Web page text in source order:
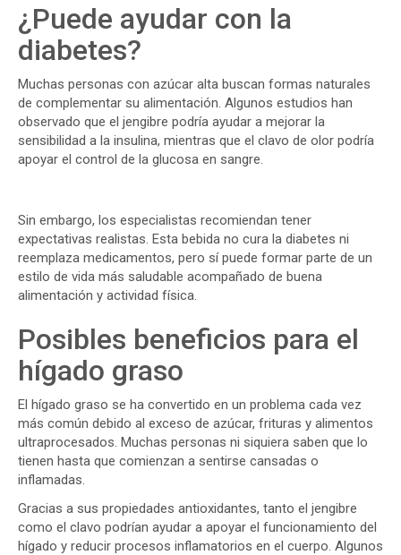
¿Puede ayudar con la
diabetes?
Muchas personas con azúcar alta buscan formas naturales
de complementar su alimentación. Algunos estudios han
observado que el jengibre podría ayudar a mejorar la
sensibilidad a la insulina, mientras que el clavo de olor podría
apoyar el control de la glucosa en sangre.
Sin embargo, los especialistas recomiendan tener
expectativas realistas. Esta bebida no cura la diabetes ni
reemplaza medicamentos, pero sí puede formar parte de un
estilo de vida más saludable acompañado de buena
alimentación y actividad física.
Posibles beneficios para el
hígado graso
El hígado graso se ha convertido en un problema cada vez
más común debido al exceso de azúcar, frituras y alimentos
ultraprocesados. Muchas personas ni siquiera saben que lo
tienen hasta que comienzan a sentirse cansadas o
inflamadas.
Gracias a sus propiedades antioxidantes, tanto el jengibre
como el clavo podrían ayudar a apoyar el funcionamiento del
hígado y reducir procesos inflamatorios en el cuerpo. Algunos